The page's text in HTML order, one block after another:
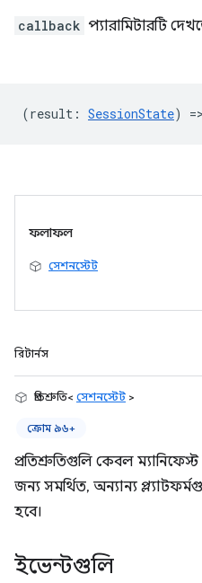
callback প্যারামিটারটি
(result : SessionState) =>
ফলাফল
সেশনস্টেট
রিটার্নস
প্রতিশ্রুতি< সেশনস্টেট >
ক্রোম ৯৬+
প্রতিশ্রুতিগুলি কেবল
জন্য সমর্থিত, অন্যান্য
হবে।
ইভেন্টগুলি